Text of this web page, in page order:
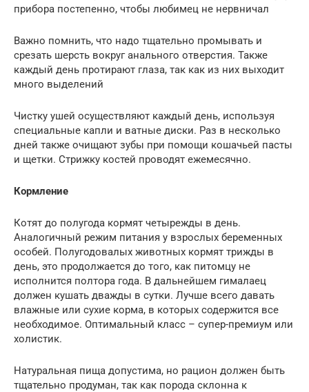
прибора постепенно, чтобы любимец не нервничал
Важно помнить, что надо тщательно промывать и
срезать шерсть вокруг анального отверстия. Также
каждый день протирают глаза, так как из них выходит
много выделений
Чистку ушей осуществляют каждый день, используя
специальные капли и ватные диски. Раз в несколько
дней также очищают зубы при помощи кошачьей пасты
и щетки. Стрижку костей проводят ежемесячно.
Кормление
Котят до полугода кормят четырежды в день.
Аналогичный режим питания у взрослых беременных
особей. Полугодовалых животных кормят трижды в
день, это продолжается до того, как питомцу не
исполнится полтора года. В дальнейшем гималаец
должен кушать дважды в сутки. Лучше всего давать
влажные или сухие корма, в которых содержится все
необходимое. Оптимальный класс – супер-премиум или
холистик.
Натуральная пища допустима, но рацион должен быть
тщательно продуман, так как порода склонна к